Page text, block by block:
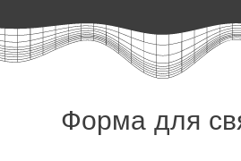
Форма для